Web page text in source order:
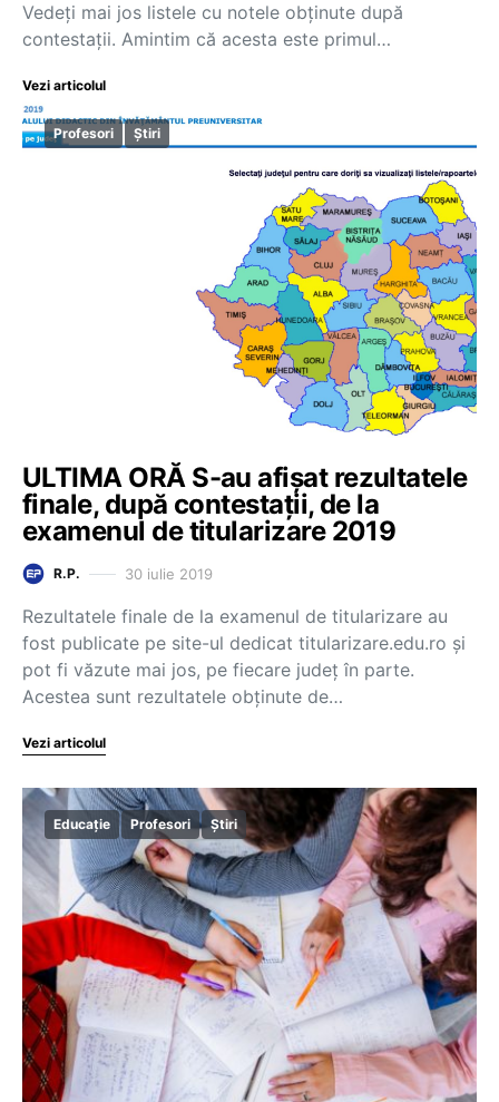
Vedeți mai jos listele cu notele obținute după
contestații. Amintim că acesta este primul…
Vezi articolul
Profesori Știri
ULTIMA ORĂ S-au afișat rezultatele
finale, după contestații, de la
examenul de titularizare 2019
R.P. 30 iulie 2019
Rezultatele finale de la examenul de titularizare au
fost publicate pe site-ul dedicat titularizare.edu.ro și
pot fi văzute mai jos, pe fiecare județ în parte.
Acestea sunt rezultatele obținute de…
Vezi articolul
Educație Profesori Știri